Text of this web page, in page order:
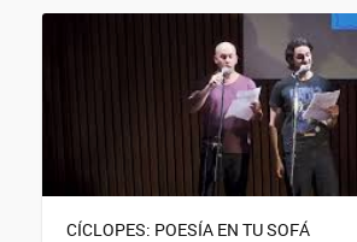
CÍCLOPES: POESÍA EN TU SOFÁ